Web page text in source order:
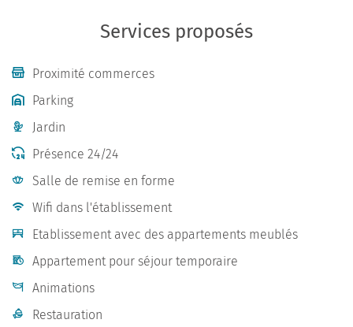
Services proposés
Proximité commerces
Parking
Jardin
Présence 24/24
Salle de remise en forme
Wifi dans l'établissement
Etablissement avec des appartements meublés
Appartement pour séjour temporaire
Animations
Restauration